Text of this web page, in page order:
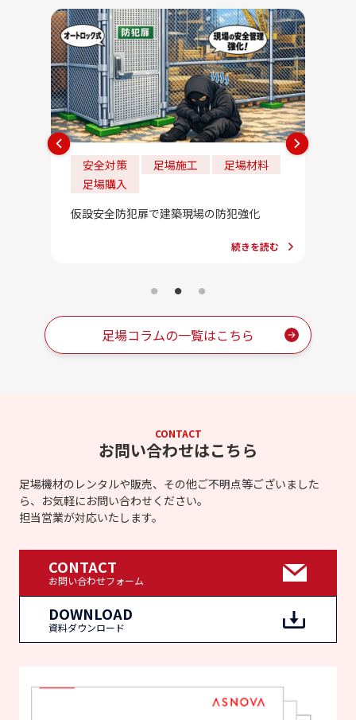
安全対策 足場施工
足場材料
足場購入
仮設安全防犯扉で建築現場の防犯強化
続きを読む
足場コラムの一覧はこちら
CONTACT
お問い合わせはこちら
足場機材のレンタルや販売、その他ご不明点等ございました
ら、お気軽にお問い合わせください。
担当営業が対応いたします。
DOWNLOAD
資料ダウンロード
CONTACT
お問い合わせフォーム